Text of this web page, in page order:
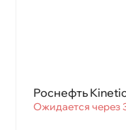
Роснефть
Ожидается через